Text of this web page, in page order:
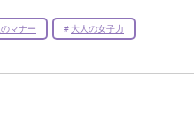
マナー 大人の女子力